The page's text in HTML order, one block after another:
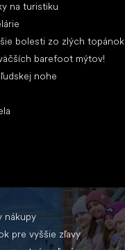
na turistiku
bolesti zo zlých topánok
barefoot mýtov!
nohe
nákupy
pre vyššie zľavy